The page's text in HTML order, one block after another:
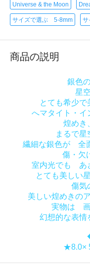
Universe & the Moon
サイズで選ぶ 5-8mm
商品の説明
銀色
星
とても希少で
へマタイト・イ
煌めき
まるで星
繊細な銀色が 全
傷・欠
室内光でも あ
とても美しい
傷気
美しい煌めきの
実物は 画
幻想的な表情
★8.0×